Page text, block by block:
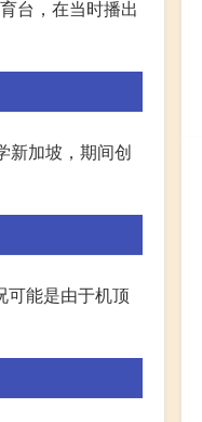
台，在当时播出
新加坡，期间创
可能是由于机顶